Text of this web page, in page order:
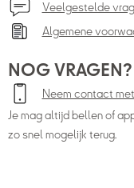
Veelgestelde
Algemene
NOG VRAGEN?
Neem contact
Je mag altijd bellen of
zo snel mogelijk terug.